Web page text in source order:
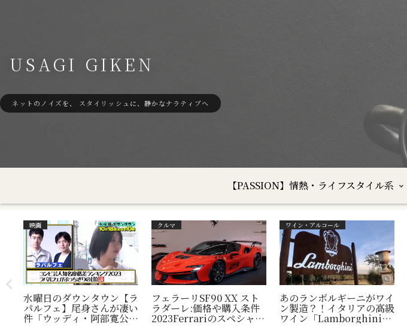
USAGI GIKEN
ネットのノイズを、 スタイリッシュに、静かなナラティブへ
【PASSION】情熱・ライフスタイル系
映画
水曜日のダウンタウン【ラ
パルフェ】尾身さんが凄い
件「ウッディ・阿部寛公
クルマ
フェラーリSF90 XX スト
ラダーレ:価格や購入条件
2023Ferrariのスペシャル
ワイン・アルコール
あのランボルギーニがワイ
ン製造？！イタリアの高級
ワイン「Lamborghini」